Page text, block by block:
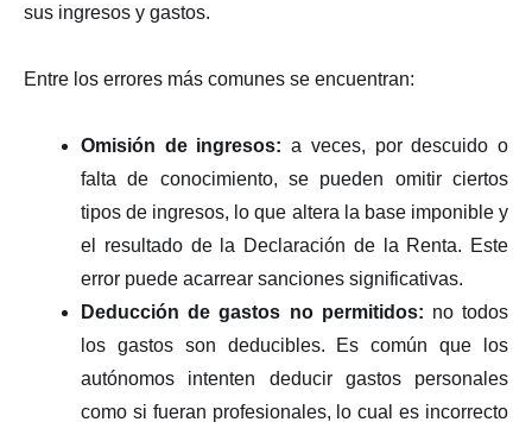
sus ingresos y gastos.
Entre los errores más comunes se encuentran:
Omisión de ingresos: a veces, por descuido o
falta de conocimiento, se pueden omitir ciertos
tipos de ingresos, lo que altera la base imponible y
el resultado de la Declaración de la Renta. Este
error puede acarrear sanciones significativas.
Deducción de gastos no permitidos: no todos
los gastos son deducibles. Es común que los
autónomos intenten deducir gastos personales
como si fueran profesionales, lo cual es incorrecto